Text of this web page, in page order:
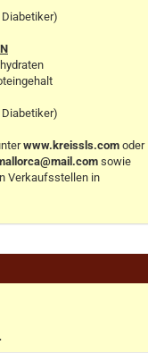
Diabetiker)
Diabetiker)
www.kreissls.com oder
sowie
Verkaufsstellen in